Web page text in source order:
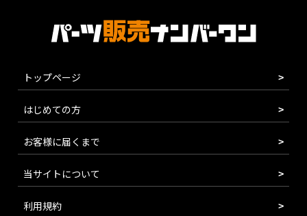
トップページ
はじめての方
お客様に届くまで
当サイトについて
利用規約